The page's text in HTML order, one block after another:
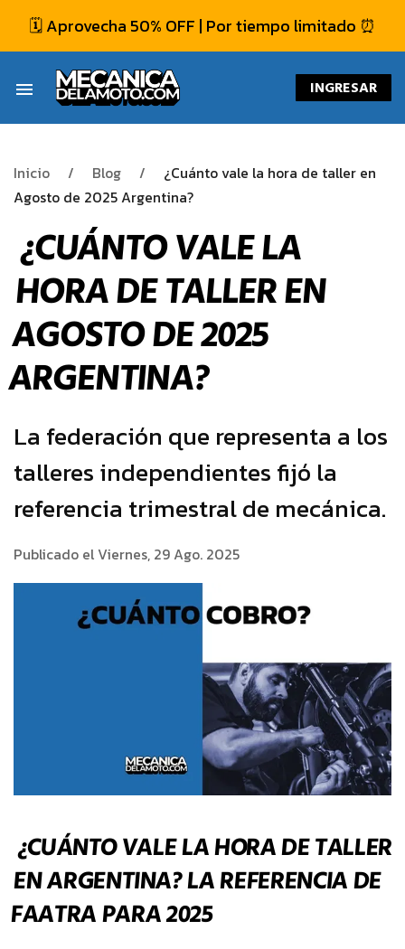
🗓️ Aprovecha 50% OFF | Por tiempo limitado ⏰
menu INGRESAR
Inicio Blog
¿Cuánto vale la hora de taller en
Agosto de 2025 Argentina?
¿CUÁNTO VALE LA
HORA DE TALLER EN
AGOSTO DE 2025
ARGENTINA?
La federación que representa a los
talleres independientes fijó la
referencia trimestral de mecánica.
Publicado el Viernes, 29 Ago. 2025
¿CUÁNTO VALE LA HORA DE TALLER
EN ARGENTINA? LA REFERENCIA DE
FAATRA PARA 2025